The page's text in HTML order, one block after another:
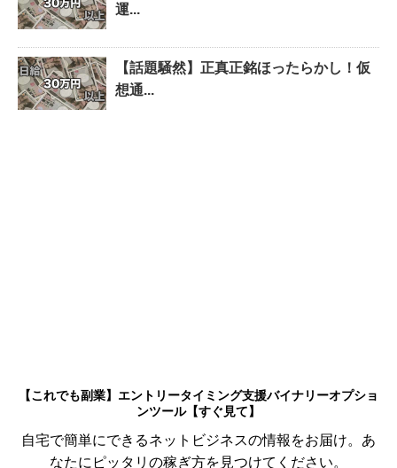
運...
【話題騒然】正真正銘ほったらかし！仮
想通...
【これでも副業】エントリータイミング支援バイナリーオプショ
ンツール【すぐ見て】
自宅で簡単にできるネットビジネスの情報をお届け。あ
なたにピッタリの稼ぎ方を見つけてください。